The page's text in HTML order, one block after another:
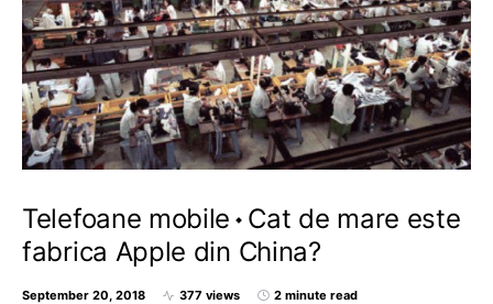
Telefoane mobile
Cat de mare este
fabrica Apple din China?
September 20, 2018 377 views 2 minute read